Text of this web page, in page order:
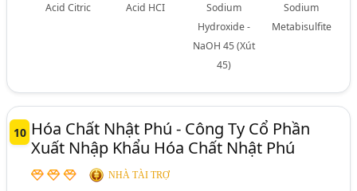
Acid Citric Acid HCI
Sodium
Hydroxide -
NaOH 45 (Xút
45)
Sodium
Metabisulfite
10 Hóa Chất Nhật Phú - Công Ty Cổ Phần
Xuất Nhập Khẩu Hóa Chất Nhật Phú
NHÀ TÀI TRỢ